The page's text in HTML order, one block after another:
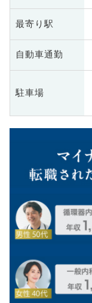
最寄り駅
自動車通勤
駐車場